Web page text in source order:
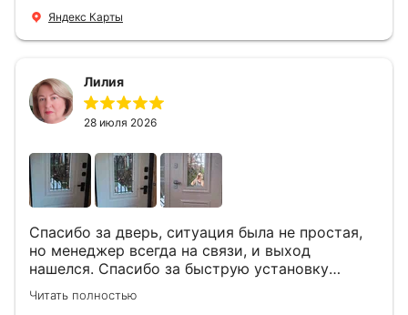
Яндекс Карты
Лилия
28 июля 2026
Спасибо за дверь, ситуация была не простая,
но менеджер всегда на связи, и выход
нашелся. Спасибо за быструю установку
Роману, один и привёз, и установил. Надеюсь,
что дверь нам долго послужит
Читать полностью